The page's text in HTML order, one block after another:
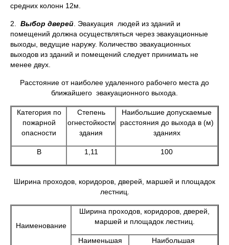
средних колонн 12м.
2. Выбор дверей . Эвакуация людей из зданий и
помещений должна осуществляться через эвакуационные
выходы, ведущие наружу. Количество эвакуационных
выходов из зданий и помещений следует принимать не
менее двух.
Расстояние от наиболее удаленного рабочего места до
ближайшего эвакуационного выхода.
Категория по
пожарной
опасности
Степень
огнестойкости
здания
Наибольшие допускаемые
расстояния до выхода в (м)
зданиях
В 1,11 100
Ширина проходов, коридоров, дверей, маршей и площадок
лестниц.
Наименование
Ширина проходов, коридоров, дверей,
маршей и площадок лестниц.
Наименьшая Наибольшая